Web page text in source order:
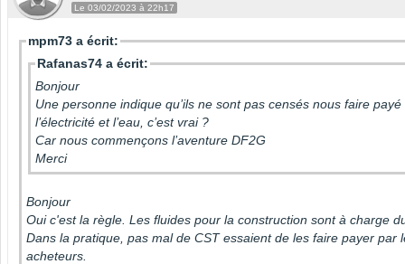
Le 03/02/2023 à 22h17
mpm73 a écrit:
Rafanas74 a écrit:
Bonjour
Une personne indique qu’ils ne sont pas censés nous faire payé
l’électricité et l’eau, c’est vrai ?
Car nous commençons l’aventure DF2G
Merci
Bonjour
Oui c'est la règle. Les fluides pour la construction sont à charge
Dans la pratique, pas mal de CST essaient de les faire payer par
acheteurs.